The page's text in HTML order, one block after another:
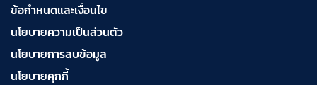
ข้อกำหนดและเงื่อนไข
นโยบายความเป็นส่วนตัว
นโยบายการลบข้อมูล
นโยบายคุกกี้